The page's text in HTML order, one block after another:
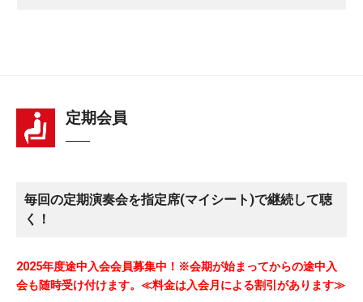
定期会員
毎回の定期演奏会を指定席(マイシート)で継続して聴
く！
2025年度途中入会会員募集中！※会期が始まってからの途中入
会も随時受け付けます。≪料金は入会月による割引があります≫